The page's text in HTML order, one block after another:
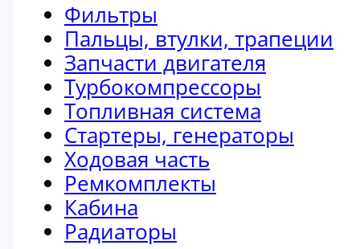
Фильтры
Пальцы, втулки, трапеции
Запчасти двигателя
Турбокомпрессоры
Топливная система
Стартеры, генераторы
Ходовая часть
Ремкомплекты
Кабина
Радиаторы